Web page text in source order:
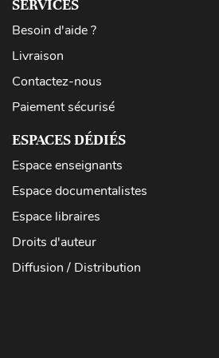
SERVICES
Besoin d'aide ?
Livraison
Contactez-nous
Paiement sécurisé
ESPACES DÉDIÉS
Espace enseignants
Espace documentalistes
Espace libraires
Droits d'auteur
Diffusion / Distribution